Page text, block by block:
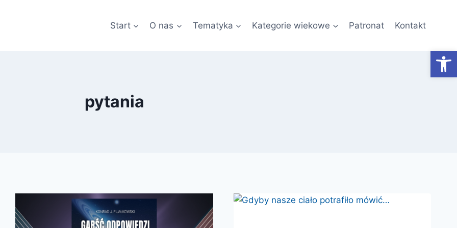
Start O nas Tematyka Kategorie wiekowe Patronat Kontakt
pytania